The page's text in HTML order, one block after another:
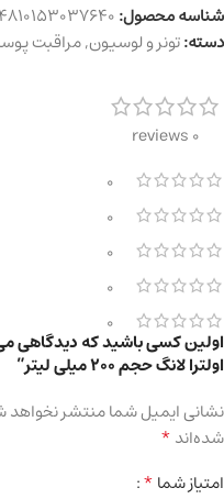
شناسه محصول:4810153037640
دسته:تونر و لوسیون,مراقبت
0 reviews
0
0
0
0
0
اولین کسی باشید که دیدگاهی
اولترا لانگ حجم 200 میلی لیتر”
نشانی ایمیل شما منتشر
شده‌اند*
امتیاز شما*